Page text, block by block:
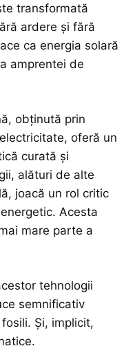
transformată
ardere și fără
ca energia solară
amprentei de
obținută prin
oferă un
curată și
, alături de alte
joacă un rol critic
Acesta
mare parte a
tehnologii
semnificativ
Și, implicit,